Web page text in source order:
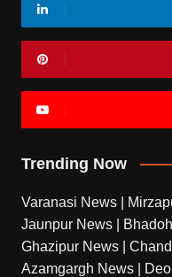
Trending Now
Varanasi News
Jaunpur News
Ghazipur News
Azamgargh News